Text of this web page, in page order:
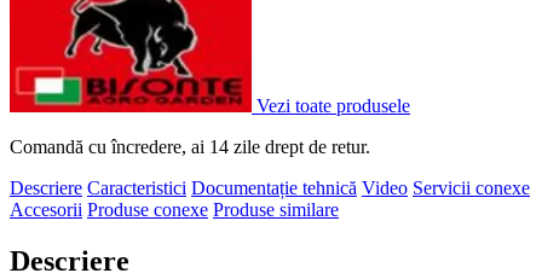
Vezi toate produsele
Comandă cu încredere, ai 14 zile drept de retur.
Descriere Caracteristici Documentație tehnică Video Servicii conexe
Accesorii Produse conexe Produse similare
Descriere